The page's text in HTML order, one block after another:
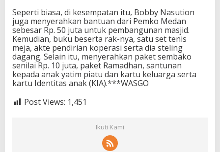
Seperti biasa, di kesempatan itu, Bobby Nasution
juga menyerahkan bantuan dari Pemko Medan
sebesar Rp. 50 juta untuk pembangunan masjid.
Kemudian, buku beserta rak-nya, satu set tenis
meja, akte pendirian koperasi serta dia steling
dagang. Selain itu, menyerahkan paket sembako
senilai Rp. 10 juta, paket Ramadhan, santunan
kepada anak yatim piatu dan kartu keluarga serta
kartu Identitas anak (KIA).***WASGO
Post Views: 1,451
Ikuti Kami